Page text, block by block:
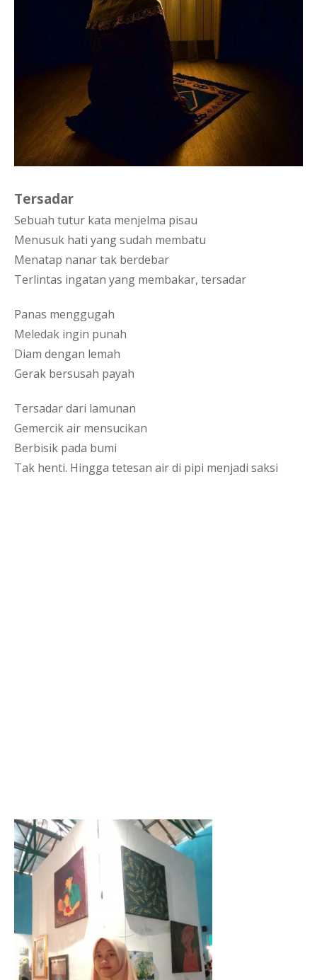
Tersadar
Sebuah tutur kata menjelma pisau
Menusuk hati yang sudah membatu
Menatap nanar tak berdebar
Terlintas ingatan yang membakar, tersadar
Panas menggugah
Meledak ingin punah
Diam dengan lemah
Gerak bersusah payah
Tersadar dari lamunan
Gemercik air mensucikan
Berbisik pada bumi
Tak henti. Hingga tetesan air di pipi menjadi saksi